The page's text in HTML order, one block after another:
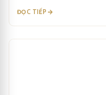
ĐỌC TIẾP